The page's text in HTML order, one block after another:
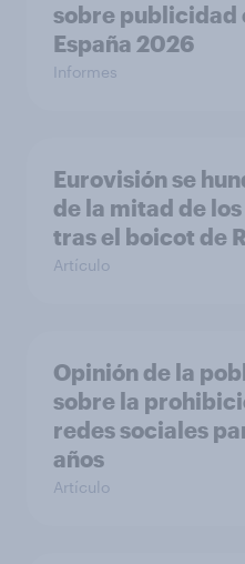
sobre publicidad
España 2026
Informes
Eurovisión se
de la mitad de
tras el boicot de
Artículo
Opinión de la
sobre la
redes sociales
años
Artículo